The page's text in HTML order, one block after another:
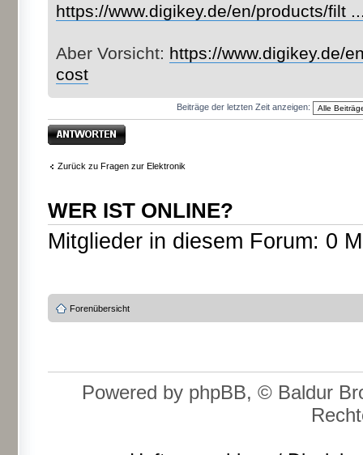
https://www.digikey.de/en/products/filt
Aber Vorsicht: https://www.digikey.de/
cost
Beiträge der letzten Zeit anzeigen:
Antwort erstellen
Zurück zu Fragen zur Elektronik
WER IST ONLINE?
Mitglieder in diesem Forum: 0
Forenübersicht
Powered by phpBB, © Baldur